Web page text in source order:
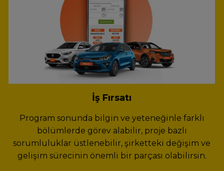
İş Fırsatı
Program sonunda bilgin ve yeteneğinle farklı
bölümlerde görev alabilir, proje bazlı
sorumluluklar üstlenebilir, şirketteki değişim ve
gelişim sürecinin önemli bir parçası olabilirsin.